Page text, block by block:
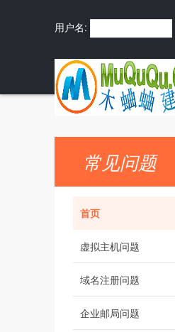
用户名:
常见问题
首页
虚拟主机问题
域名注册问题
企业邮局问题